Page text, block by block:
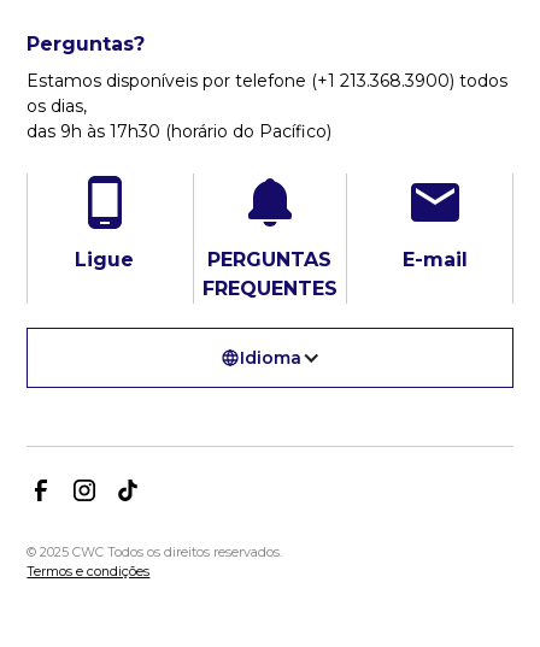
Perguntas?
Estamos disponíveis por telefone (+1 213.368.3900) todos
os dias,
das 9h às 17h30 (horário do Pacífico)
Ligue
PERGUNTAS
FREQUENTES
E-mail
Idioma
© 2025 CWC Todos os direitos reservados.
Termos e condições